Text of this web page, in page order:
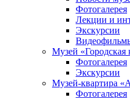
Фотогалерея
Лекции и
Экскурсии
Музей «Городская
Фотогалерея
Экскурсии
Музей-квартира
Фотогалерея